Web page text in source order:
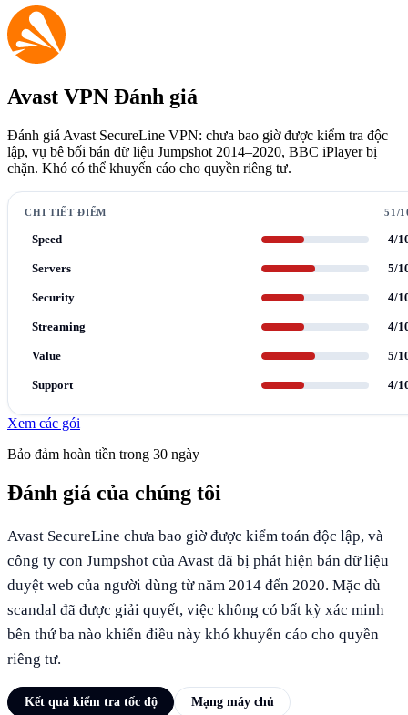
Avast VPN Đánh giá
Đánh giá Avast SecureLine VPN: chưa bao giờ được kiểm tra độc
lập, vụ bê bối bán dữ liệu Jumpshot 2014–2020, BBC iPlayer bị
chặn. Khó có thể khuyến cáo cho quyền riêng tư.
CHI TIẾT ĐIỂM 51/
Speed 4/
Servers 5/
Security 4/
Streaming 4/
Value 5/
Support 4/
Xem các gói
Bảo đảm hoàn tiền trong 30 ngày
Đánh giá của chúng tôi
Avast SecureLine chưa bao giờ được kiểm toán độc lập, và
công ty con Jumpshot của Avast đã bị phát hiện bán dữ liệu
duyệt web của người dùng từ năm 2014 đến 2020. Mặc dù
scandal đã được giải quyết, việc không có bất kỳ xác minh
bên thứ ba nào khiến điều này khó khuyến cáo cho quyền
riêng tư.
Kết quả kiểm tra tốc độ Mạng máy chủ